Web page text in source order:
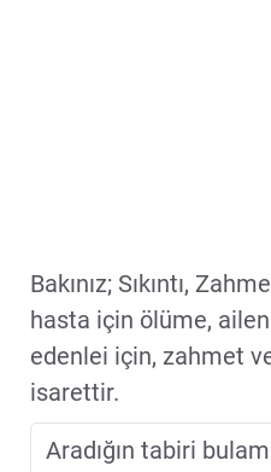
Bakınız; Sıkıntı,
hasta için ölüme,
edenlei için, zahmet
isarettir.